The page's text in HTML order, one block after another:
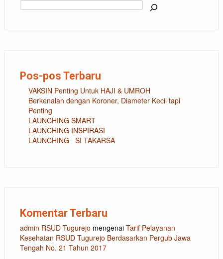
Pos-pos Terbaru
VAKSIN Penting Untuk HAJI & UMROH
Berkenalan dengan Koroner, Diameter Kecil tapi
Penting
LAUNCHING SMART
LAUNCHING INSPIRASI
LAUNCHING SI TAKARSA
Komentar Terbaru
admin RSUD Tugurejo mengenai Tarif Pelayanan
Kesehatan RSUD Tugurejo Berdasarkan Pergub Jawa
Tengah No. 21 Tahun 2017